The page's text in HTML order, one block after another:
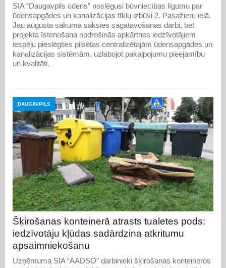
SIA “Daugavpils ūdens” noslēgusi būvniecības līgumu par
ūdensapgādes un kanalizācijas tīklu izbūvi 2. Pasažieru ielā.
Jau augusta sākumā sāksies sagatavošanas darbi, bet
projekta īstenošana nodrošinās apkārtnes iedzīvotājiem
iespēju pieslēgties pilsētas centralizētajām ūdensapgādes un
kanalizācijas sistēmām, uzlabojot pakalpojumu pieejamību
un kvalitāti.
DAUGAVPILS
Šķirošanas konteinerā atrasts tualetes pods:
iedzīvotāju kļūdas sadārdzina atkritumu
apsaimniekošanu
Uzņēmuma SIA “AADSO” darbinieki šķirošanas konteineros